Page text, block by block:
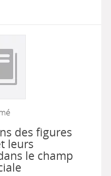
des figures
leurs
le champ